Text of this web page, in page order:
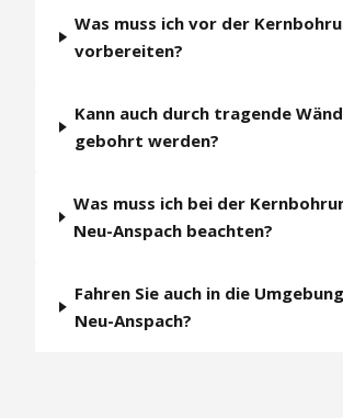
Was muss ich vor der
vorbereiten?
Kann auch durch tragende
gebohrt werden?
Was muss ich bei der
Neu-Anspach beachten?
Fahren Sie auch in die
Neu-Anspach?